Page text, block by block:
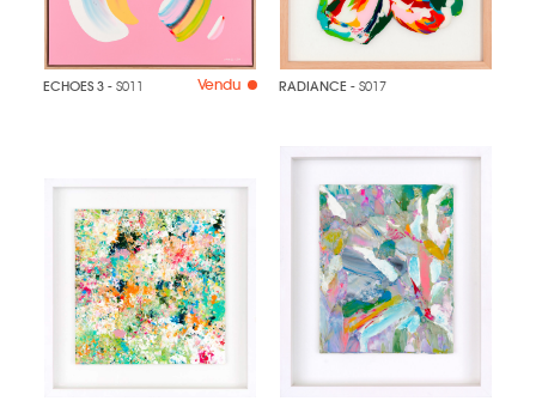
ECHOES 3 - S011 Vendu RADIANCE - S017